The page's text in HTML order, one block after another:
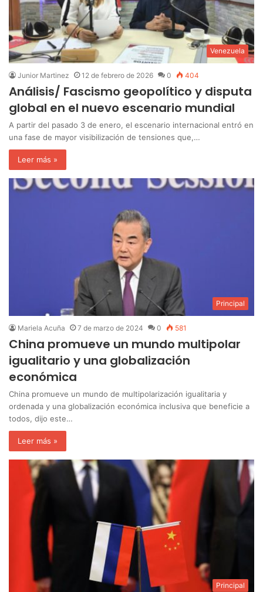
Venezuela
Junior Martinez 12 de febrero de 2026 0 404
Análisis/ Fascismo geopolítico y disputa
global en el nuevo escenario mundial
A partir del pasado 3 de enero, el escenario internacional entró en
una fase de mayor visibilización de tensiones que,…
Leer más »
Principal
Mariela Acuña 7 de marzo de 2024 0 581
China promueve un mundo multipolar
igualitario y una globalización
económica
China promueve un mundo de multipolarización igualitaria y
ordenada y una globalización económica inclusiva que beneficie a
todos, dijo este…
Leer más »
Principal